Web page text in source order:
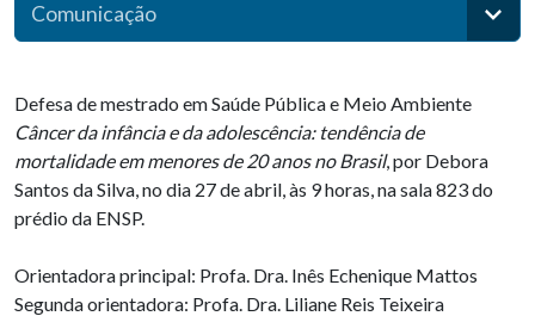
Comunicação
Defesa de mestrado em Saúde Pública e Meio Ambiente
Câncer da infância e da adolescência: tendência de
mortalidade em menores de 20 anos no Brasil, por Debora
Santos da Silva, no dia 27 de abril, às 9 horas, na sala 823 do
prédio da ENSP.
Orientadora principal: Profa. Dra. Inês Echenique Mattos
Segunda orientadora: Profa. Dra. Liliane Reis Teixeira